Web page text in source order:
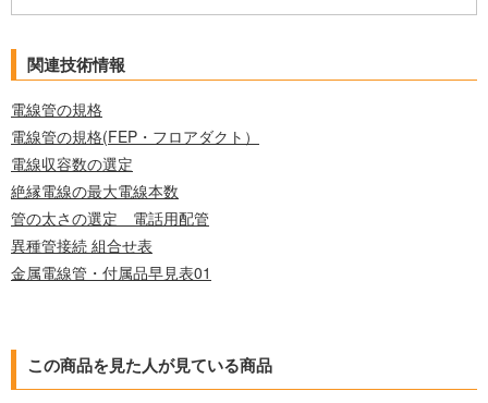
関連技術情報
電線管の規格
電線管の規格(FEP・フロアダクト）
電線収容数の選定
絶縁電線の最大電線本数
管の太さの選定 電話用配管
異種管接続 組合せ表
金属電線管・付属品早見表01
この商品を見た人が見ている商品